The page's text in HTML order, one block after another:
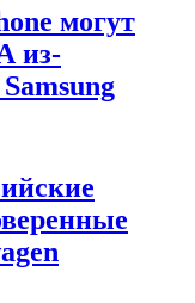
могут
из-